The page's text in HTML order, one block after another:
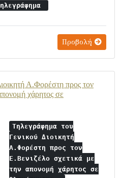
Προβολή
Α.Φορέστη προς τον
χάρητος σε
Τηλεγράφημα του
Γενικού Διοικητή
Α.Φορέστη προς τον
Ε.Βενιζέλο σχετικά με
την απονομή χάρητος σε